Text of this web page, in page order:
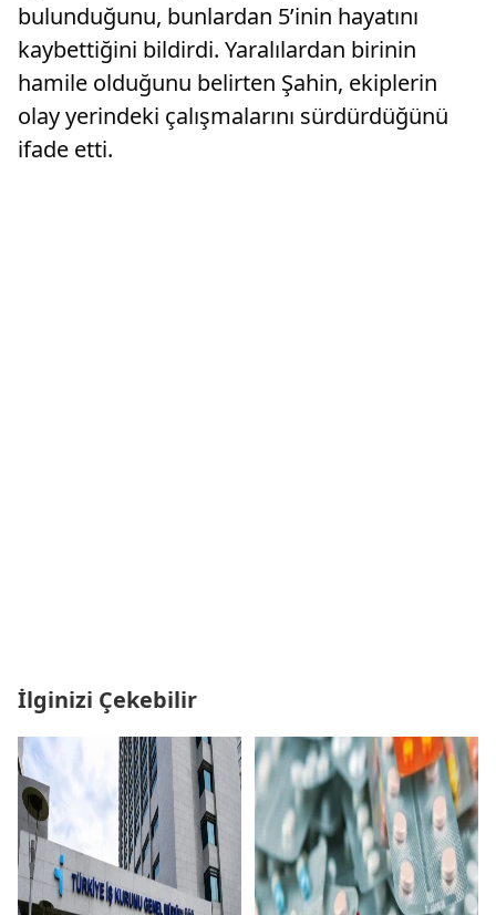
bulunduğunu, bunlardan 5’inin hayatını
kaybettiğini bildirdi. Yaralılardan birinin
hamile olduğunu belirten Şahin, ekiplerin
olay yerindeki çalışmalarını sürdürdüğünü
ifade etti.
İlginizi Çekebilir